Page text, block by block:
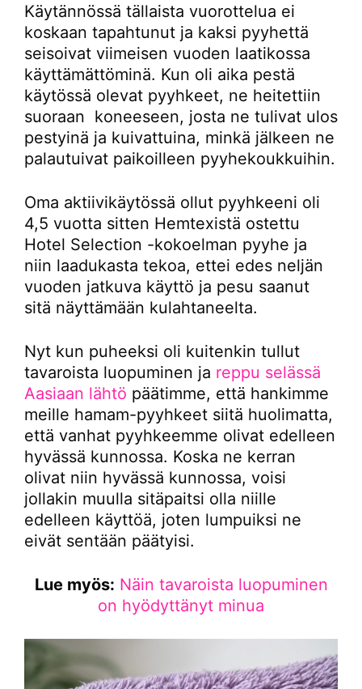
Käytännössä tällaista vuorottelua ei
koskaan tapahtunut ja kaksi pyyhettä
seisoivat viimeisen vuoden laatikossa
käyttämättöminä. Kun oli aika pestä
käytössä olevat pyyhkeet, ne heitettiin
suoraan koneeseen, josta ne tulivat ulos
pestyinä ja kuivattuina, minkä jälkeen ne
palautuivat paikoilleen pyyhekoukkuihin.
Oma aktiivikäytössä ollut pyyhkeeni oli
4,5 vuotta sitten Hemtexistä ostettu
Hotel Selection -kokoelman pyyhe ja
niin laadukasta tekoa, ettei edes neljän
vuoden jatkuva käyttö ja pesu saanut
sitä näyttämään kulahtaneelta.
Nyt kun puheeksi oli kuitenkin tullut
tavaroista luopuminen ja reppu selässä
Aasiaan lähtö päätimme, että hankimme
meille hamam-pyyhkeet siitä huolimatta,
että vanhat pyyhkeemme olivat edelleen
hyvässä kunnossa. Koska ne kerran
olivat niin hyvässä kunnossa, voisi
jollakin muulla sitäpaitsi olla niille
edelleen käyttöä, joten lumpuiksi ne
eivät sentään päätyisi.
Lue myös: Näin tavaroista luopuminen
on hyödyttänyt minua